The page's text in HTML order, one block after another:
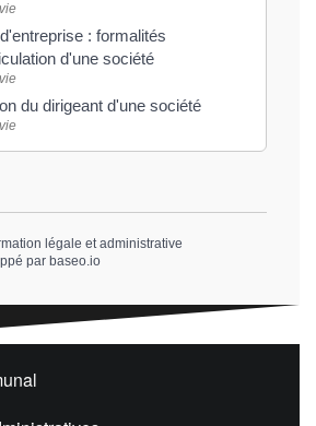
: formalités
d'une société
du dirigeant d'une société
légale et administrative
par baseo.io